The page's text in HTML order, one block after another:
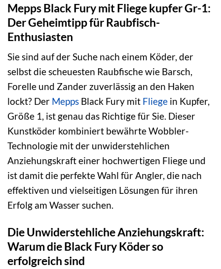
Mepps Black Fury mit Fliege kupfer Gr-1:
Der Geheimtipp für Raubfisch-
Enthusiasten
Sie sind auf der Suche nach einem Köder, der
selbst die scheuesten Raubfische wie Barsch,
Forelle und Zander zuverlässig an den Haken
lockt? Der Mepps Black Fury mit Fliege in Kupfer,
Größe 1, ist genau das Richtige für Sie. Dieser
Kunstköder kombiniert bewährte Wobbler-
Technologie mit der unwiderstehlichen
Anziehungskraft einer hochwertigen Fliege und
ist damit die perfekte Wahl für Angler, die nach
effektiven und vielseitigen Lösungen für ihren
Erfolg am Wasser suchen.
Die Unwiderstehliche Anziehungskraft:
Warum die Black Fury Köder so
erfolgreich sind